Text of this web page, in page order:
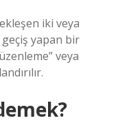
iki veya
yapan bir
veya